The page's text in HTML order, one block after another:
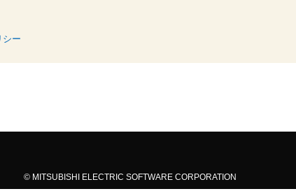
シー
© MITSUBISHI ELECTRIC SOFTWARE CORPORATION